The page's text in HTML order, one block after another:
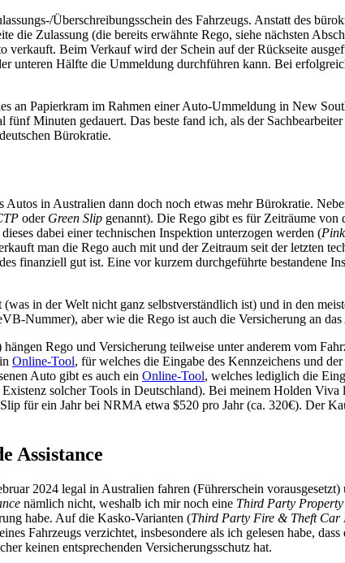
Überschreibungsschein des Fahrzeugs. Anstatt des
die Zulassung (die bereits erwähnte Rego, siehe nächsten
verkauft. Beim Verkauf wird der Schein auf der Rückseite
unteren Hälfte die Ummeldung durchführen kann. Bei
an Papierkram im Rahmen einer Auto-Ummeldung in New
fünf Minuten gedauert. Das beste fand ich, als der
Bürokratie.
in Australien dann doch noch etwas mehr Bürokratie.
oder Green Slip genannt). Die Rego gibt es für Zeiträume von
dabei einer technischen Inspektion unterzogen werden (
man die Rego auch mit und der Zeitraum seit der letzten
finanziell gut ist. Eine vor kurzem durchgeführte bestandene
in der Welt nicht ganz selbstverständlich ist) und in den
Nummer), aber wie die Rego ist auch die Versicherung an
Rego und Versicherung teilweise unter anderem vom
Online-Tool, für welches die Eingabe des Kennzeichens und
Auto gibt es auch ein Online-Tool, welches lediglich die
solcher Tools in Deutschland). Bei meinem Holden
für ein Jahr bei NRMA etwa $520 pro Jahr (ca. 320€). Der
Assistance
2024 legal in Australien fahren (Führerschein
nämlich nicht, weshalb ich mir noch eine Third Party
habe. Auf die Kasko-Varianten (Third Party Fire & Theft Car
Fahrzeugs verzichtet, insbesondere als ich gelesen habe,
keinen entsprechenden Versicherungsschutz hat.